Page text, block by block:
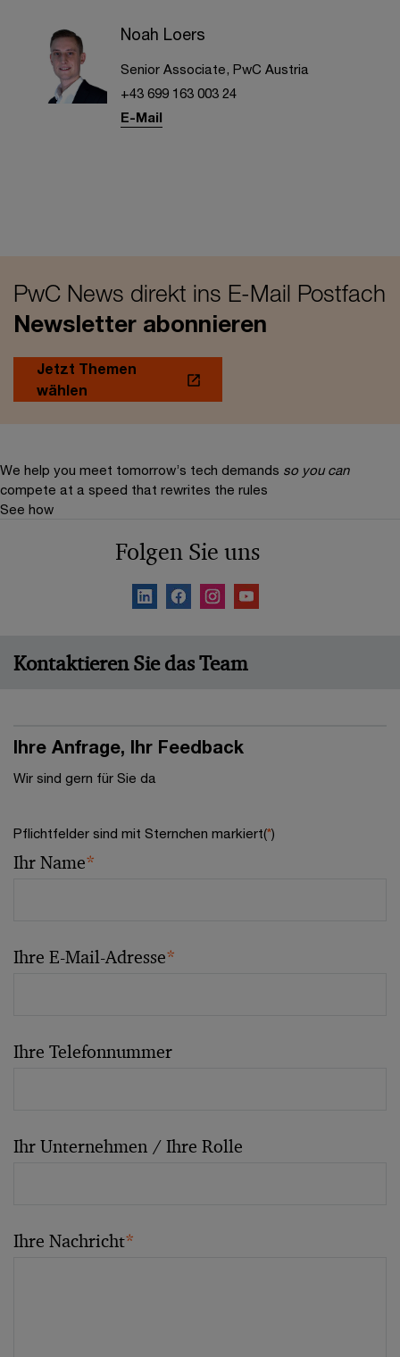
Noah Loers
Senior Associate, PwC Austria
+43 699 163 003 24
E-Mail
PwC News direkt ins E-Mail Postfach
Newsletter abonnieren
Jetzt Themen
wählen
We help you meet tomorrow’s tech demands so you can
compete at a speed that rewrites the rules
See how
Folgen Sie uns
Kontaktieren Sie das Team
Ihre Anfrage, Ihr Feedback
Wir sind gern für Sie da
Pflichtfelder sind mit Sternchen markiert(*)
Ihr Name*
Ihre E-Mail-Adresse*
Ihre Telefonnummer
Ihr Unternehmen / Ihre Rolle
Ihre Nachricht*